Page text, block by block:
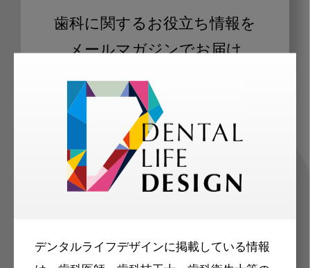
デンタルライフデザインに掲載している情報
歯科に関するお役立ち情報を
メールマガジンでお届け
ご登録いただいた職種（歯科医師、歯
科衛生士、歯科技工士）に合わせた内
容のメールマガジンをお届けします。